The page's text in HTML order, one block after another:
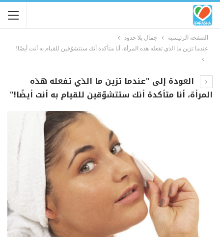
الصفحة الرئيسية
جمال بلا حدود
عندما ترَين ما الذي تفعله هذه المرأة، أنا متأكدة أنك ستتشوّقين للقيام به أنت أيضًا!
العودة إلى "عندما ترَين ما الذي تفعله هذه
المرأة، أنا متأكدة أنك ستتشوّقين للقيام به أنت أيضًا!"